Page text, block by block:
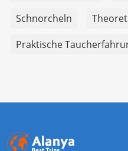
Schnorcheln
Praktische